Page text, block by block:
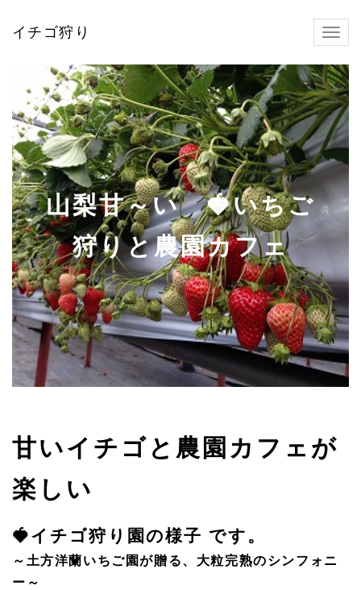
イチゴ狩り
山梨甘～い 🍓いちご
狩りと農園カフェ
甘いイチゴと農園カフェが
楽しい
🍓イチゴ狩り園の様子 です。
～土方洋蘭いちご園が贈る、大粒完熟のシンフォニ
ー～